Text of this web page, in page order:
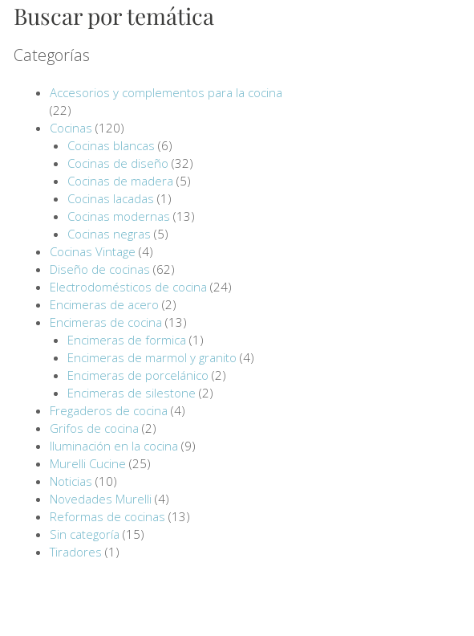
Buscar por temática
Categorías
Accesorios y complementos para la cocina
(22)
Cocinas (120)
Cocinas blancas (6)
Cocinas de diseño (32)
Cocinas de madera (5)
Cocinas lacadas (1)
Cocinas modernas (13)
Cocinas negras (5)
Cocinas Vintage (4)
Diseño de cocinas (62)
Electrodomésticos de cocina (24)
Encimeras de acero (2)
Encimeras de cocina (13)
Encimeras de formica (1)
Encimeras de marmol y granito (4)
Encimeras de porcelánico (2)
Encimeras de silestone (2)
Fregaderos de cocina (4)
Grifos de cocina (2)
Iluminación en la cocina (9)
Murelli Cucine (25)
Noticias (10)
Novedades Murelli (4)
Reformas de cocinas (13)
Sin categoría (15)
Tiradores (1)